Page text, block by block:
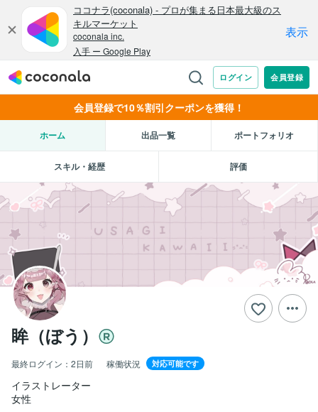
会員登録で10％割引クーポンを獲得！
ホーム 出品一覧 ポートフォリオ
スキル・経歴 評価
眸（ぼう）
最終ログイン： 2日前 稼働状況 対応可能です
イラストレーター
女性